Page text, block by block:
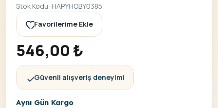
Stok Kodu: HAPYHOBY0385
Favorilerime Ekle
546,00 ₺
Güvenli alışveriş deneyimi
Aynı Gün Kargo